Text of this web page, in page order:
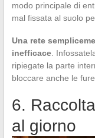
modo principale di
mal fissata al suolo
Una rete
inefficace.
ripiegate la parte
bloccare anche le
6.
al giorno